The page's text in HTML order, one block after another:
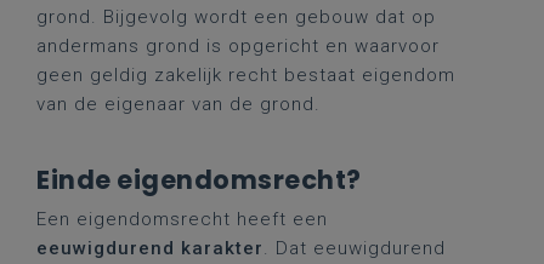
grond. Bijgevolg wordt een gebouw dat op
andermans grond is opgericht en waarvoor
geen geldig zakelijk recht bestaat eigendom
van de eigenaar van de grond.
Einde eigendomsrecht?
Een eigendomsrecht heeft een
eeuwigdurend karakter. Dat eeuwigdurend